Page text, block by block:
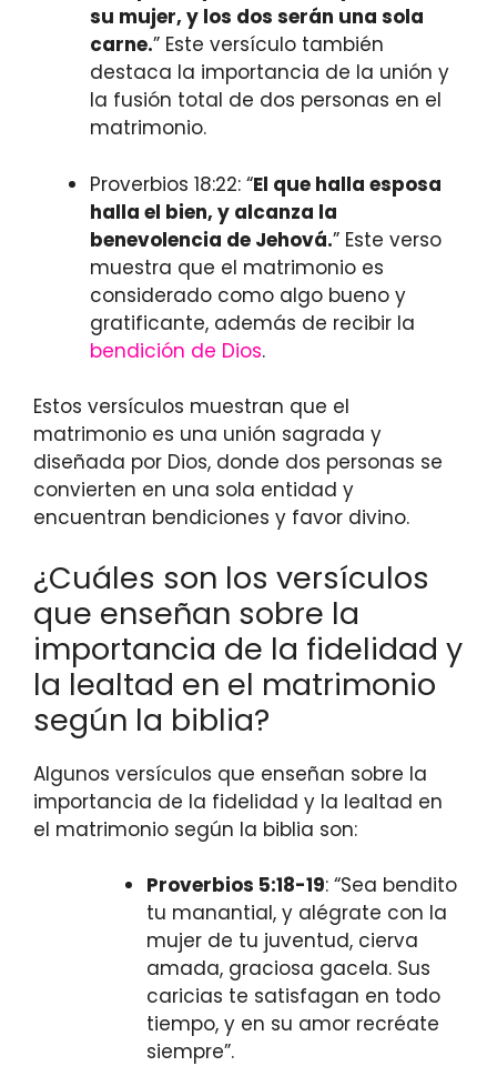
su mujer, y los dos serán una sola
carne.” Este versículo también
destaca la importancia de la unión y
la fusión total de dos personas en el
matrimonio.
Proverbios 18:22: “El que halla esposa
halla el bien, y alcanza la
benevolencia de Jehová.” Este verso
muestra que el matrimonio es
considerado como algo bueno y
gratificante, además de recibir la
bendición de Dios.
Estos versículos muestran que el
matrimonio es una unión sagrada y
diseñada por Dios, donde dos personas se
convierten en una sola entidad y
encuentran bendiciones y favor divino.
¿Cuáles son los versículos
que enseñan sobre la
importancia de la fidelidad y
la lealtad en el matrimonio
según la biblia?
Algunos versículos que enseñan sobre la
importancia de la fidelidad y la lealtad en
el matrimonio según la biblia son:
Proverbios 5:18-19: “Sea bendito
tu manantial, y alégrate con la
mujer de tu juventud, cierva
amada, graciosa gacela. Sus
caricias te satisfagan en todo
tiempo, y en su amor recréate
siempre”.